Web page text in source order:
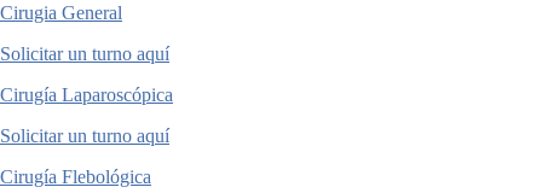
Cirugia General
Solicitar un turno aquí
Cirugía Laparoscópica
Solicitar un turno aquí
Cirugía Flebológica